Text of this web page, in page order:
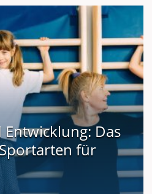
Das
für